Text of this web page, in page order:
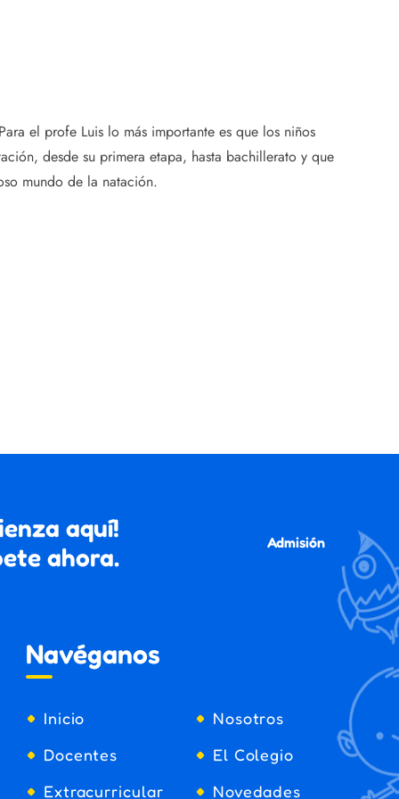
el profe Luis lo más importante es que los niños
desde su primera etapa, hasta bachillerato y que
mundo de la natación.
aquí!
ahora.
Admisión
Navéganos
Inicio
Nosotros
Docentes
El Colegio
Extracurricular
Novedades